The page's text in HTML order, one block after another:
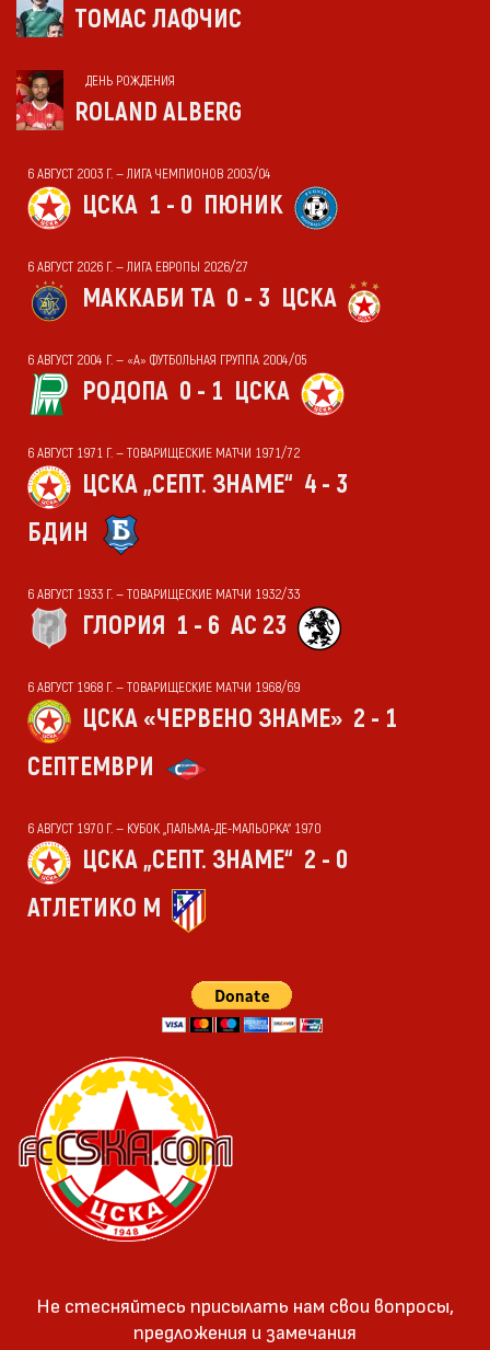
ТОМАС ЛАФЧИС
ДЕНЬ РОЖДЕНИЯ
ROLAND ALBERG
6 АВГУСТ 2003 Г. — ЛИГА ЧЕМПИОНОВ 2003/04
ЦСКА 1 - 0 ПЮНИК
6 АВГУСТ 2026 Г. — ЛИГА ЕВРОПЫ 2026/27
МАККАБИ ТА 0 - 3 ЦСКА
6 АВГУСТ 2004 Г. — «А» ФУТБОЛЬНАЯ ГРУППА 2004/05
РОДОПА 0 - 1 ЦСКА
6 АВГУСТ 1971 Г. — ТОВАРИЩЕСКИЕ МАТЧИ 1971/72
ЦСКА „СЕПТ. ЗНАМЕ“ 4 - 3
БДИН
6 АВГУСТ 1933 Г. — ТОВАРИЩЕСКИЕ МАТЧИ 1932/33
ГЛОРИЯ 1 - 6 АС 23
6 АВГУСТ 1968 Г. — ТОВАРИЩЕСКИЕ МАТЧИ 1968/69
ЦСКА «ЧЕРВЕНО ЗНАМЕ» 2 - 1
СЕПТЕМВРИ
6 АВГУСТ 1970 Г. — КУБОК „ПАЛЬМА-ДЕ-МАЛЬОРКА“ 1970
ЦСКА „СЕПТ. ЗНАМЕ“ 2 - 0
АТЛЕТИКО М
Не стесняйтесь присылать нам свои вопросы,
предложения и замечания